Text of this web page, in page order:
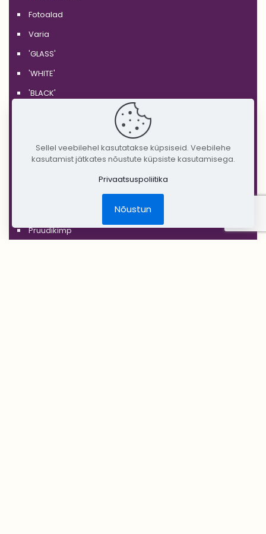
Fotoalad
Varia
'GLASS'
'WHITE'
'BLACK'
'COPPER'
DIY Create Your Wedding
Pruudikimp
Sellel veebilehel kasutatakse küpsiseid. Veebilehe
kasutamist jätkates nõustute küpsiste kasutamisega.
Privaatsuspoliitika
Nõustun